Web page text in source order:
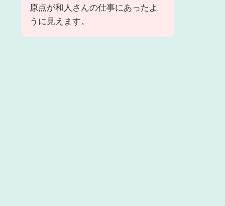
原点が和人さんの仕事にあったよ
うに見えます。